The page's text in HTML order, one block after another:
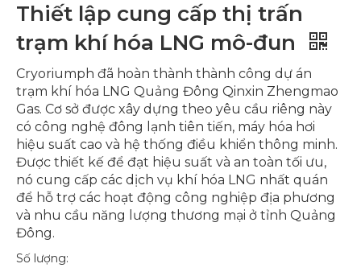
Thiết lập cung cấp thị trấn
trạm khí hóa LNG mô-đun
Cryoriumph đã hoàn thành thành công dự án
trạm khí hóa LNG Quảng Đông Qinxin Zhengmao
Gas. Cơ sở được xây dựng theo yêu cầu riêng này
có công nghệ đông lạnh tiên tiến, máy hóa hơi
hiệu suất cao và hệ thống điều khiển thông minh.
Được thiết kế để đạt hiệu suất và an toàn tối ưu,
nó cung cấp các dịch vụ khí hóa LNG nhất quán
để hỗ trợ các hoạt động công nghiệp địa phương
và nhu cầu năng lượng thương mại ở tỉnh Quảng
Đông.
Số lượng: